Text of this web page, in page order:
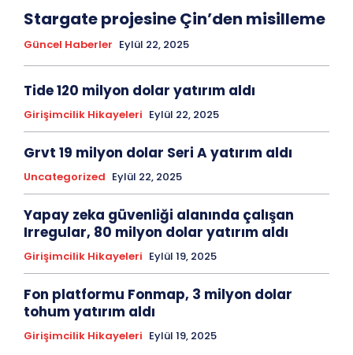
Stargate projesine Çin’den misilleme
Güncel Haberler Eylül 22, 2025
Tide 120 milyon dolar yatırım aldı
Girişimcilik Hikayeleri Eylül 22, 2025
Grvt 19 milyon dolar Seri A yatırım aldı
Uncategorized Eylül 22, 2025
Yapay zeka güvenliği alanında çalışan
Irregular, 80 milyon dolar yatırım aldı
Girişimcilik Hikayeleri Eylül 19, 2025
Fon platformu Fonmap, 3 milyon dolar
tohum yatırım aldı
Girişimcilik Hikayeleri Eylül 19, 2025